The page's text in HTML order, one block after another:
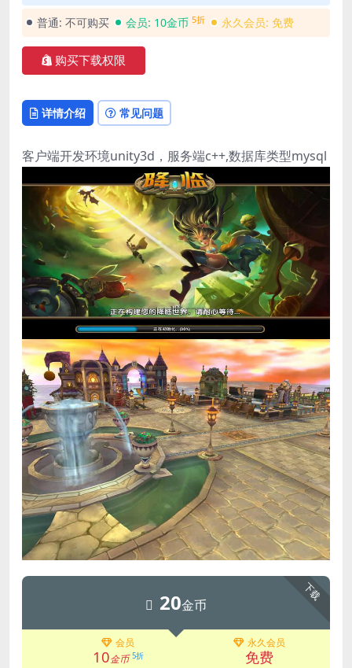
普通: 不可购买 会员: 10金币 5折 永久会员: 免费
购买下载权限
详情介绍 常见问题
客户端开发环境unity3d，服务端c++,数据库类型mysql
下载
20金币
会员
10金币 5折
永久会员
免费